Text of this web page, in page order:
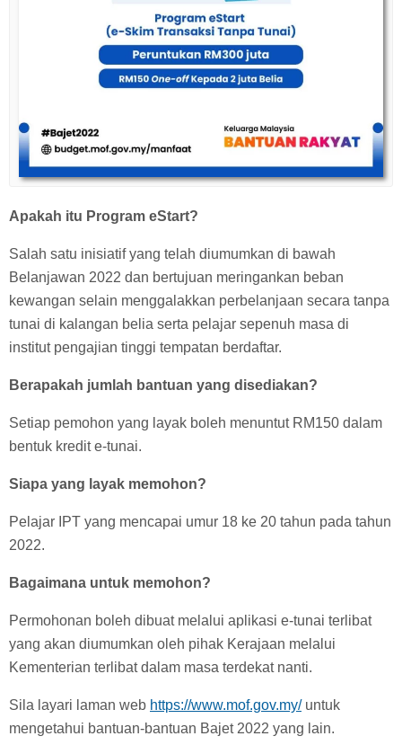
Apakah itu Program eStart?
Salah satu inisiatif yang telah diumumkan di bawah
Belanjawan 2022 dan bertujuan meringankan beban
kewangan selain menggalakkan perbelanjaan secara tanpa
tunai di kalangan belia serta pelajar sepenuh masa di
institut pengajian tinggi tempatan berdaftar.
Berapakah jumlah bantuan yang disediakan?
Setiap pemohon yang layak boleh menuntut RM150 dalam
bentuk kredit e-tunai.
Siapa yang layak memohon?
Pelajar IPT yang mencapai umur 18 ke 20 tahun pada tahun
2022.
Bagaimana untuk memohon?
Permohonan boleh dibuat melalui aplikasi e-tunai terlibat
yang akan diumumkan oleh pihak Kerajaan melalui
Kementerian terlibat dalam masa terdekat nanti.
Sila layari laman web https://www.mof.gov.my/untuk
mengetahui bantuan-bantuan Bajet 2022 yang lain.